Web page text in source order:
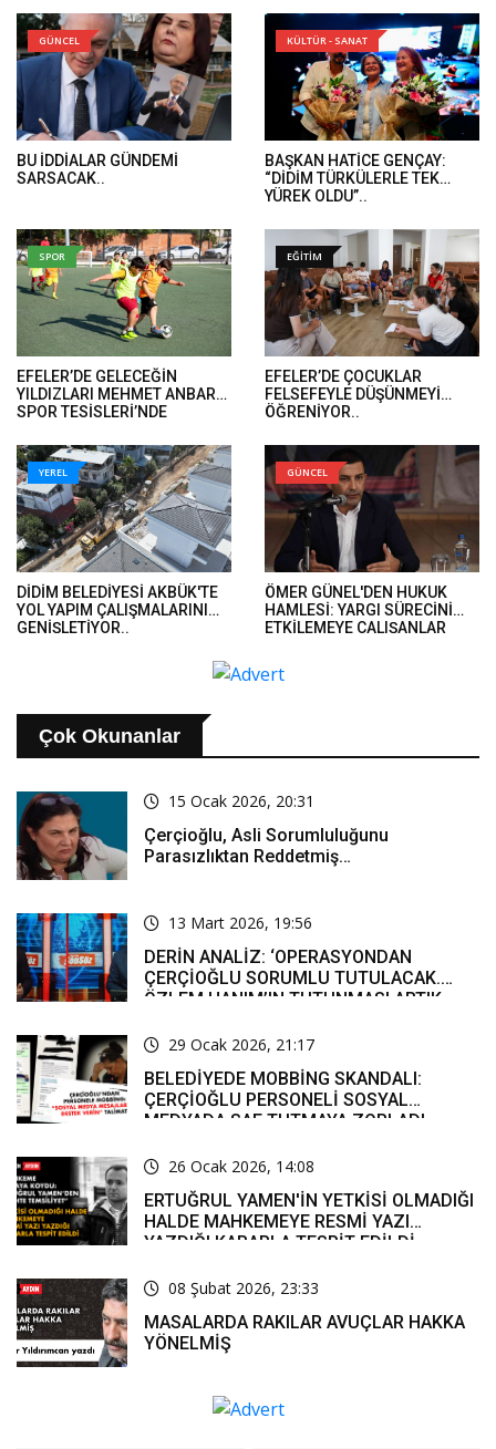
GÜNCEL
BU İDDİALAR GÜNDEMİ
SARSACAK..
KÜLTÜR - SANAT
BAŞKAN HATİCE GENÇAY:
“DİDİM TÜRKÜLERLE TEK
YÜREK OLDU”..
SPOR
EFELER’DE GELECEĞİN
YILDIZLARI MEHMET ANBARLI
SPOR TESİSLERİ’NDE
EĞİTİM
EFELER’DE ÇOCUKLAR
FELSEFEYLE DÜŞÜNMEYİ
ÖĞRENİYOR..
YEREL
DİDİM BELEDİYESİ AKBÜK'TE
YOL YAPIM ÇALIŞMALARINI
GENİŞLETİYOR..
GÜNCEL
ÖMER GÜNEL'DEN HUKUK
HAMLESİ: YARGI SÜRECİNİ
ETKİLEMEYE ÇALIŞANLAR
Çok Okunanlar
15 Ocak 2026, 20:31
Çerçioğlu, Asli Sorumluluğunu
Parasızlıktan Reddetmiş…
13 Mart 2026, 19:56
DERİN ANALİZ: ‘OPERASYONDAN
ÇERÇİOĞLU SORUMLU TUTULACAK.
ÖZLEM HANIM’IN TUTUNMASI ARTIK
29 Ocak 2026, 21:17
BELEDİYEDE MOBBİNG SKANDALI:
ÇERÇİOĞLU PERSONELİ SOSYAL
MEDYADA SAF TUTMAYA ZORLADI
26 Ocak 2026, 14:08
ERTUĞRUL YAMEN'İN YETKİSİ OLMADIĞI
HALDE MAHKEMEYE RESMİ YAZI
YAZDIĞI KARARLA TESPİT EDİLDİ
08 Şubat 2026, 23:33
MASALARDA RAKILAR AVUÇLAR HAKKA
YÖNELMİŞ